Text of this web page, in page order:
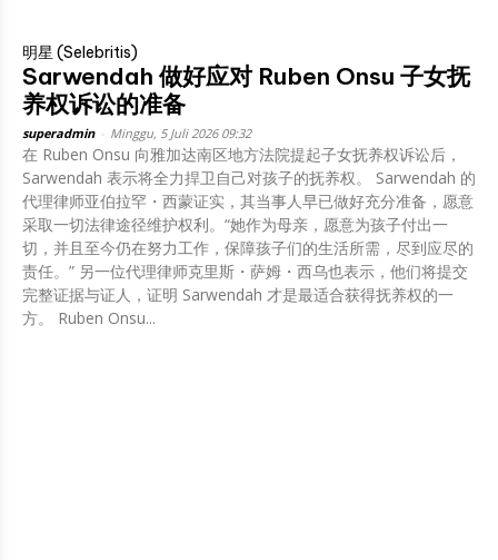
明星 (Selebritis)
Sarwendah 做好应对 Ruben Onsu 子女抚
养权诉讼的准备
superadmin Minggu, 5 Juli 2026 09:32
在 Ruben Onsu 向雅加达南区地方法院提起子女抚养权诉讼后，
Sarwendah 表示将全力捍卫自己对孩子的抚养权。 Sarwendah 的
代理律师亚伯拉罕・西蒙证实，其当事人早已做好充分准备，愿意
采取一切法律途径维护权利。“她作为母亲，愿意为孩子付出一
切，并且至今仍在努力工作，保障孩子们的生活所需，尽到应尽的
责任。” 另一位代理律师克里斯・萨姆・西乌也表示，他们将提交
完整证据与证人，证明 Sarwendah 才是最适合获得抚养权的一
方。 Ruben Onsu...